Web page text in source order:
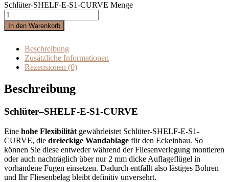
Schlüter-SHELF-E-S1-CURVE Menge
In den Warenkorb
Beschreibung
Zusätzliche Informationen
Rezensionen (0)
Beschreibung
Schlüter–SHELF-E-S1-CURVE
Eine hohe Flexibilität gewährleistet Schlüter-SHELF-E-S1-
CURVE, die dreieckige Wandablage für den Eckeinbau. So
können Sie diese entweder während der Fliesenverlegung montieren
oder auch nachträglich über nur 2 mm dicke Auflageflügel in
vorhandene Fugen einsetzen. Dadurch entfällt also lästiges Bohren
und Ihr Fliesenbelag bleibt definitiv unversehrt.